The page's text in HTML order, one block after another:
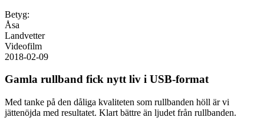
Betyg:
Åsa
Landvetter
Videofilm
2018-02-09
Gamla rullband fick nytt liv i USB-format
Med tanke på den dåliga kvaliteten som rullbanden höll är vi
jättenöjda med resultatet. Klart bättre än ljudet från rullbanden.